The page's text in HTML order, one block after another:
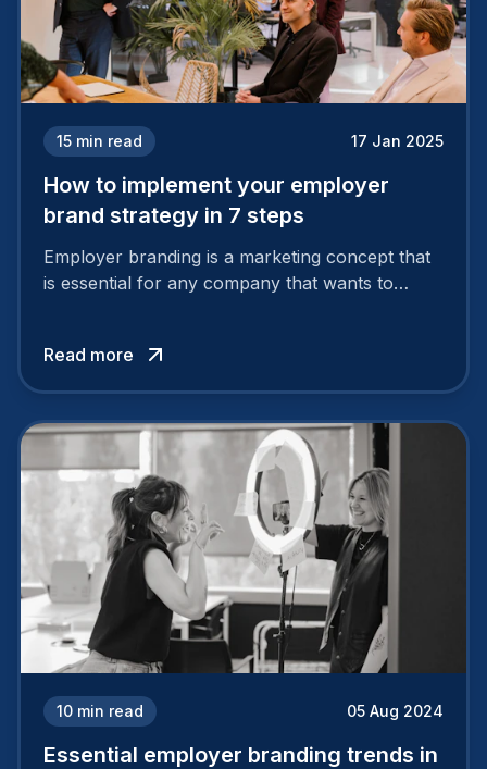
15 min read 17 Jan 2025
How to implement your employer
brand strategy in 7 steps
Employer branding is a marketing concept that
is essential for any company that wants to
solid and positive employer brand are clear, you
cannot simply wave a magic wand for it to be
Read more
10 min read 05 Aug 2024
Essential employer branding trends in